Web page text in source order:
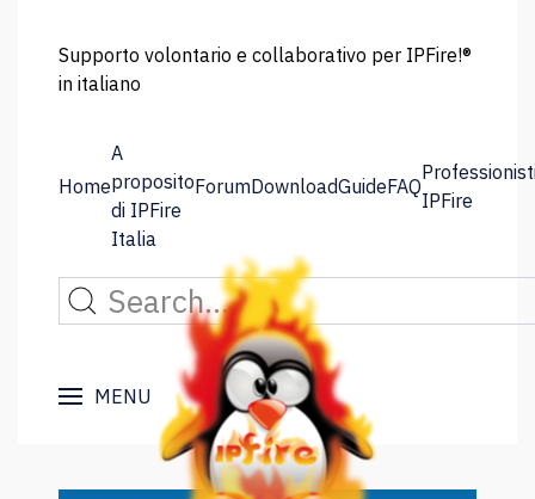
Supporto volontario e collaborativo per IPFire!®
in italiano
Home
A
proposito
di IPFire
Italia
ForumDownloadGuideFAQ
IPFire
MENU